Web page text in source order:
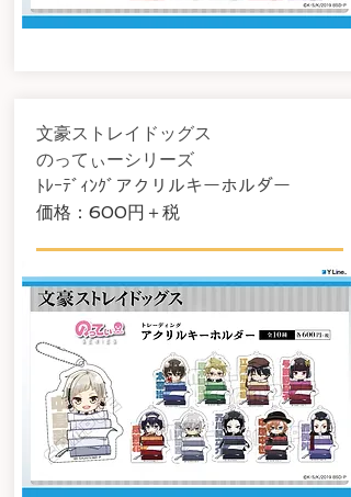
文豪ストレイドッグス
のってぃーシリーズ
​ﾄﾚｰﾃﾞｨﾝｸﾞアクリルキーホルダー
​価格：600円＋税